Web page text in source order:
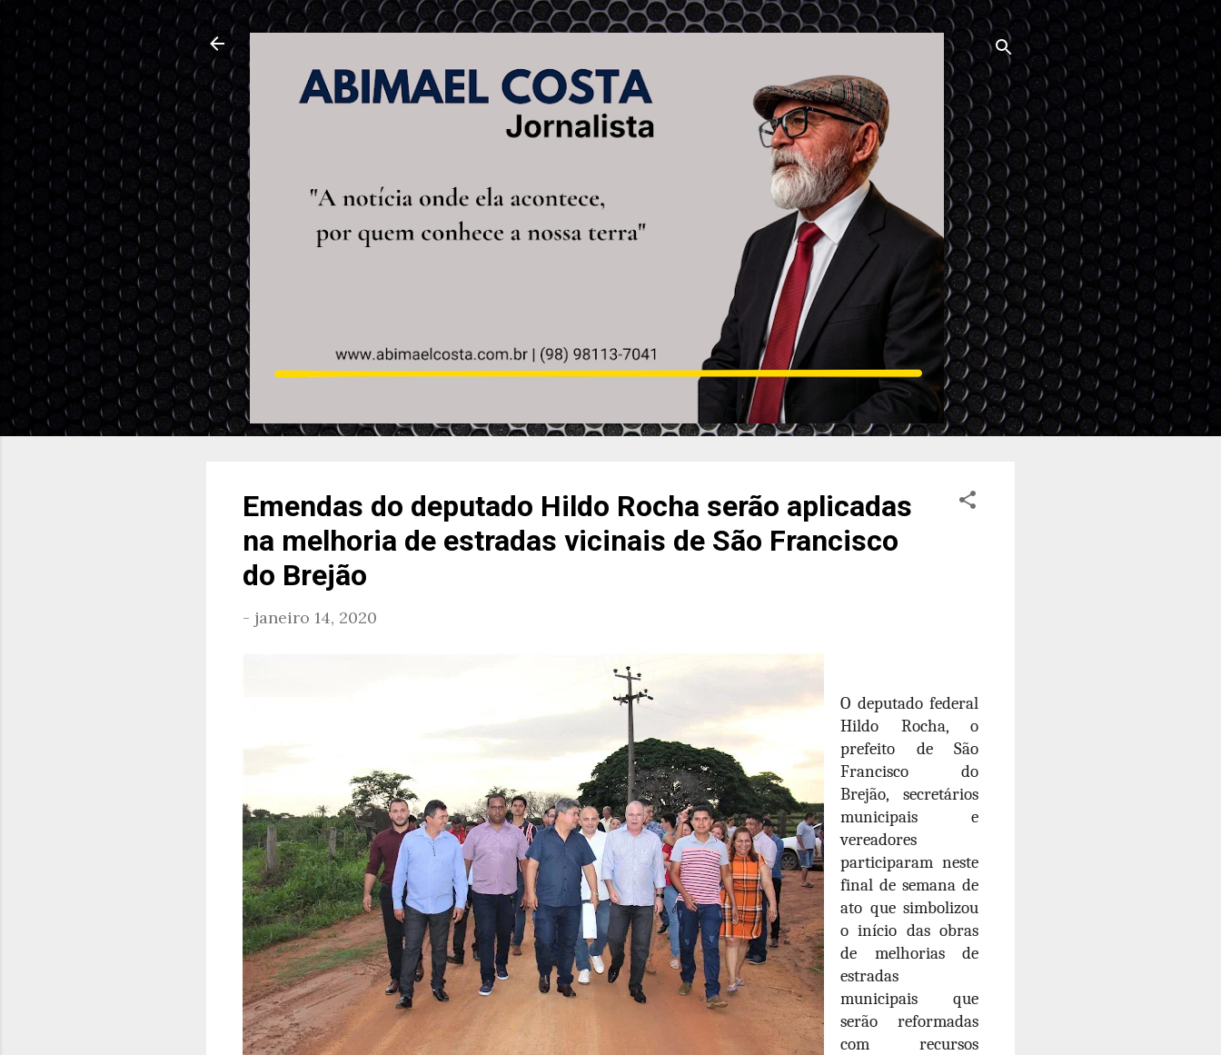
Pular para o conteúdo principal
Emendas do deputado Hildo Rocha serão aplicadas
na melhoria de estradas vicinais de São Francisco
do Brejão
- janeiro 14, 2020
O deputado federal
Hildo Rocha, o
prefeito de São
Francisco do
Brejão, secretários
municipais e
vereadores
participaram neste
final de semana de
ato que simbolizou
o início das obras
de melhorias de
estradas
municipais que
serão reformadas
com recursos